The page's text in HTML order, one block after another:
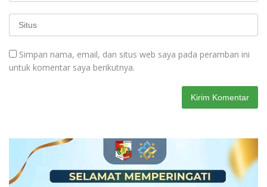
Simpan nama, email, dan situs web saya pada peramban ini
untuk komentar saya berikutnya.